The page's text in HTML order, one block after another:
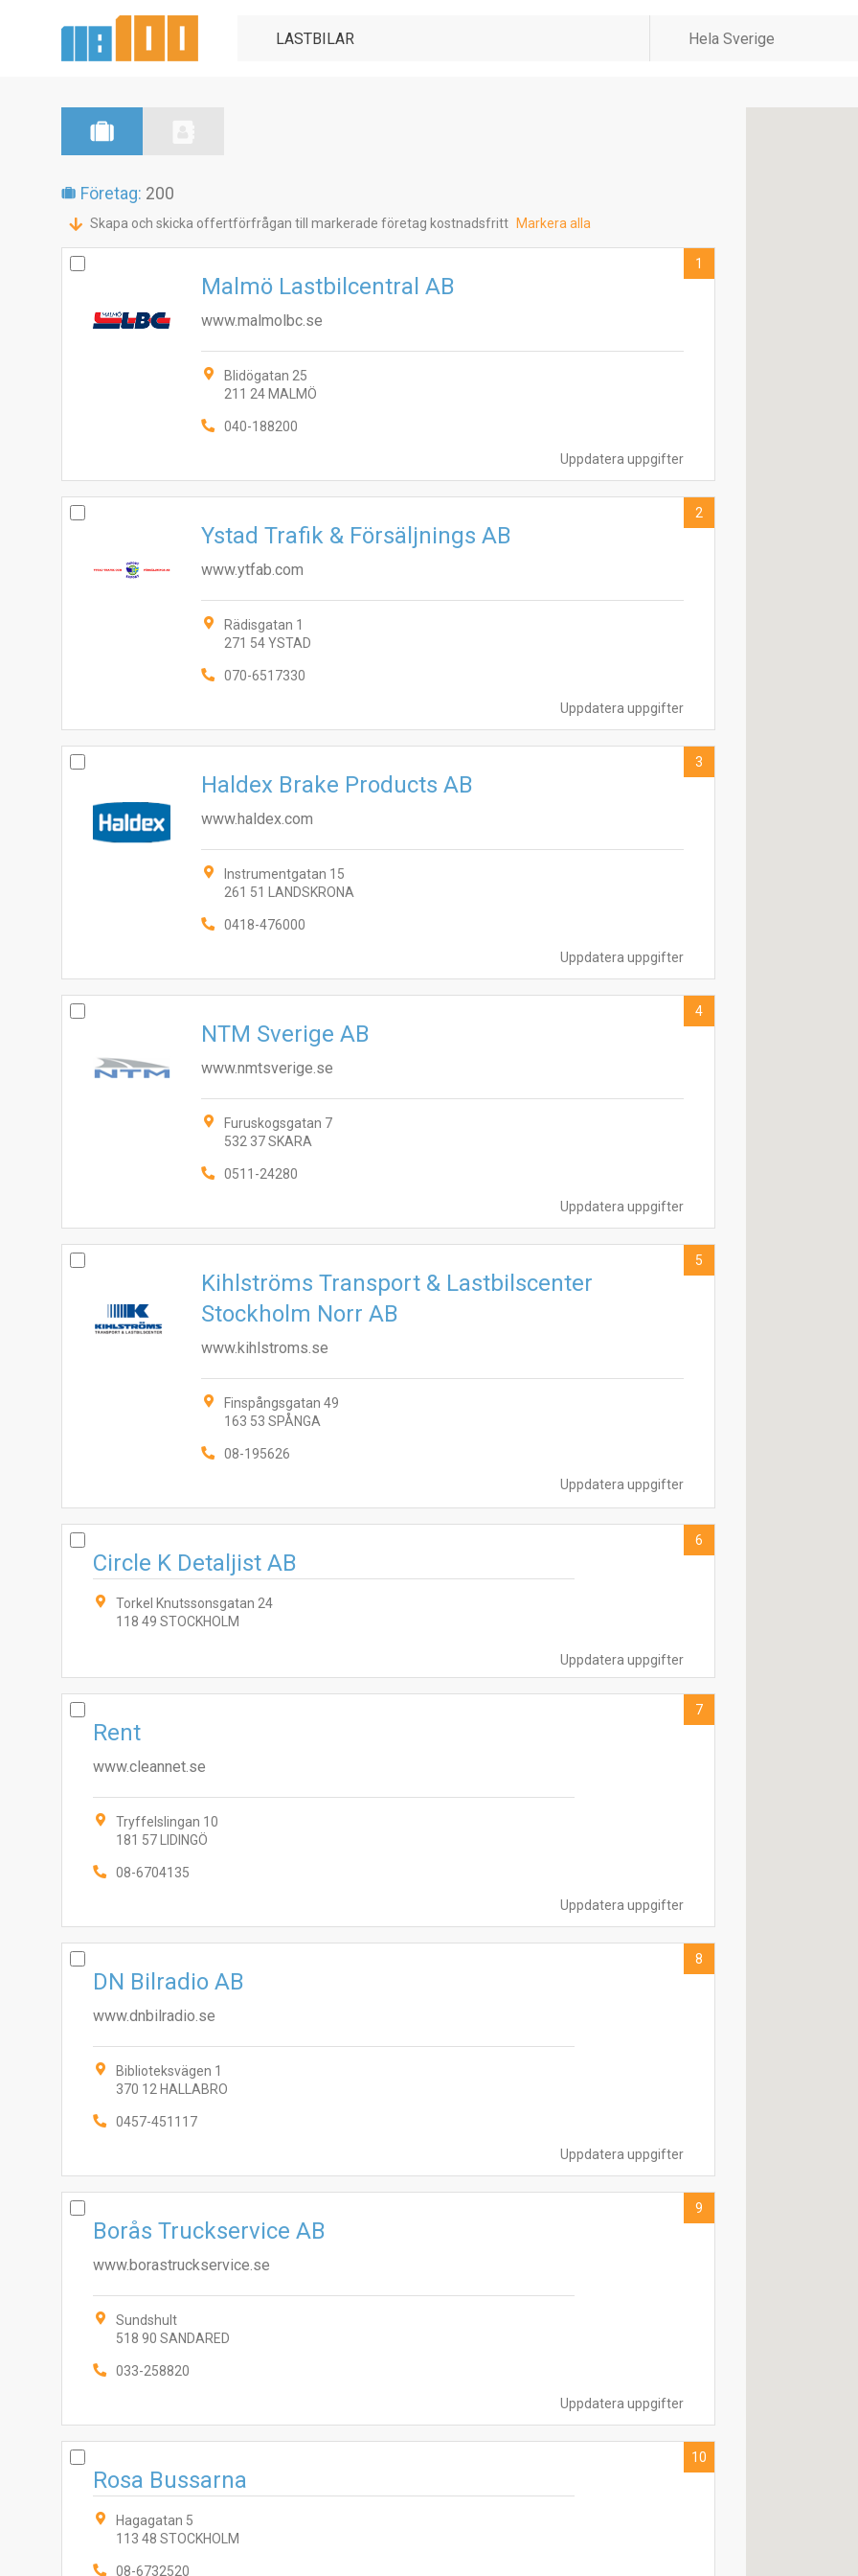
Företag: 200
Skapa och skicka offertförfrågan till markerade företag kostnadsfritt Markera alla
Uppdatera uppgifter
Malmö Lastbilcentral AB
www.malmolbc.se
Blidögatan 25
211 24 MALMÖ
040-188200
1
Uppdatera uppgifter
Ystad Trafik & Försäljnings AB
www.ytfab.com
Rädisgatan 1
271 54 YSTAD
070-6517330
2
Uppdatera uppgifter
Haldex Brake Products AB
www.haldex.com
Instrumentgatan 15
261 51 LANDSKRONA
0418-476000
3
Uppdatera uppgifter
NTM Sverige AB
www.nmtsverige.se
Furuskogsgatan 7
532 37 SKARA
0511-24280
4
Uppdatera uppgifter
Kihlströms Transport & Lastbilscenter
Stockholm Norr AB
www.kihlstroms.se
Finspångsgatan 49
163 53 SPÅNGA
08-195626
5
Uppdatera uppgifter
Circle K Detaljist AB
Torkel Knutssonsgatan 24
118 49 STOCKHOLM
6
Uppdatera uppgifter
Rent
www.cleannet.se
Tryffelslingan 10
181 57 LIDINGÖ
08-6704135
7
Uppdatera uppgifter
DN Bilradio AB
www.dnbilradio.se
Biblioteksvägen 1
370 12 HALLABRO
0457-451117
8
Uppdatera uppgifter
Borås Truckservice AB
www.borastruckservice.se
Sundshult
518 90 SANDARED
033-258820
9
Rosa Bussarna
Hagagatan 5
113 48 STOCKHOLM
08-6732520
10